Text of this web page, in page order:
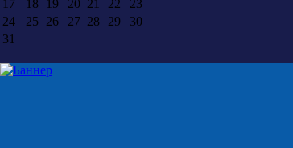
17
18 19 20 21 22
23
24
25 26 27 28 29
30
31